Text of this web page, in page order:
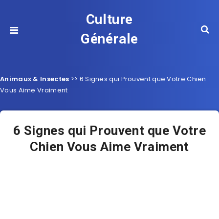
Culture
Générale
Animaux & Insectes >> 6 Signes qui Prouvent que Votre Chien
Vous Aime Vraiment
6 Signes qui Prouvent que Votre
Chien Vous Aime Vraiment